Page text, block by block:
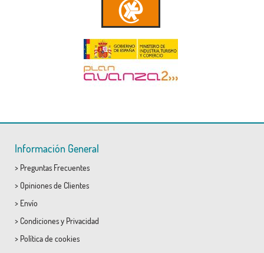
Información General
> Preguntas Frecuentes
> Opiniones de Clientes
> Envío
> Condicionesy Privacidad
> Política de cookies